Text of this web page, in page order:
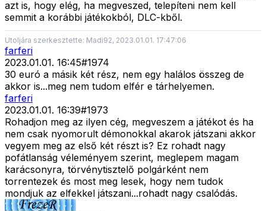
azt is, hogy elég, ha megveszed, telepíteni nem kell
semmit a korábbi játékokból, DLC-kből.
Utoljára szerkesztette: Madi92, 2023.01.01. 17:47:06
farferi
2023.01.01. 16:45#1974
30 euró a másik két rész, nem egy halálos összeg de
akkor is...meg nem tudom elfér e tárhelyemen.
farferi
2023.01.01. 16:39#1973
Rohadjon meg az ilyen cég, megveszem a játékot és ha
nem csak nyomorult démonokkal akarok játszani akkor
vegyem meg az első két részt is? Ez rohadt nagy
pofátlanság véleményem szerint, meglepem magam
karácsonyra, törvénytisztelő polgárként nem
torrentezek és most meg lesek, hogy nem tudok
mondjuk az elfekkel játszani...rohadt nagy csalódás.